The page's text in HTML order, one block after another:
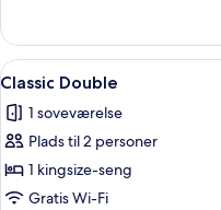
2
Bedroom
Main
Hall
Apartment
2
Bedroom
Indlæs
alle
billeder
af
Classic
Double
7
Classic Double
1 soveværelse
Plads til 2 personer
1 kingsize-seng
Gratis Wi-Fi